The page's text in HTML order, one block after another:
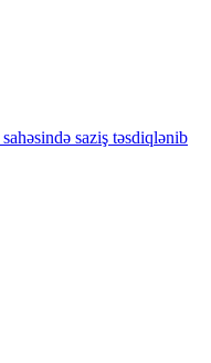
saziş təsdiqlənib